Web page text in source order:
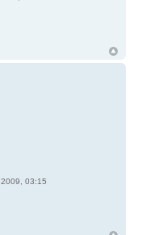
03:15